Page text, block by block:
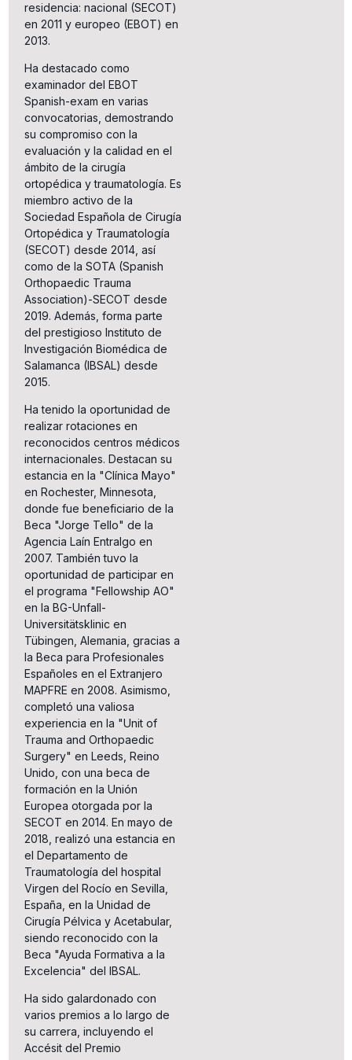
residencia: nacional (SECOT)
en 2011 y europeo (EBOT) en
2013.
Ha destacado como
examinador del EBOT
Spanish-exam en varias
convocatorias, demostrando
su compromiso con la
evaluación y la calidad en el
ámbito de la cirugía
ortopédica y traumatología. Es
miembro activo de la
Sociedad Española de Cirugía
Ortopédica y Traumatología
(SECOT) desde 2014, así
como de la SOTA (Spanish
Orthopaedic Trauma
Association)-SECOT desde
2019. Además, forma parte
del prestigioso Instituto de
Investigación Biomédica de
Salamanca (IBSAL) desde
2015.
Ha tenido la oportunidad de
realizar rotaciones en
reconocidos centros médicos
internacionales. Destacan su
estancia en la "Clínica Mayo"
en Rochester, Minnesota,
donde fue beneficiario de la
Beca "Jorge Tello" de la
Agencia Laín Entralgo en
2007. También tuvo la
oportunidad de participar en
el programa "Fellowship AO"
en la BG-Unfall-
Universitätsklinic en
Tübingen, Alemania, gracias a
la Beca para Profesionales
Españoles en el Extranjero
MAPFRE en 2008. Asimismo,
completó una valiosa
experiencia en la "Unit of
Trauma and Orthopaedic
Surgery" en Leeds, Reino
Unido, con una beca de
formación en la Unión
Europea otorgada por la
SECOT en 2014. En mayo de
2018, realizó una estancia en
el Departamento de
Traumatología del hospital
Virgen del Rocío en Sevilla,
España, en la Unidad de
Cirugía Pélvica y Acetabular,
siendo reconocido con la
Beca "Ayuda Formativa a la
Excelencia" del IBSAL.
Ha sido galardonado con
varios premios a lo largo de
su carrera, incluyendo el
Accésit del Premio